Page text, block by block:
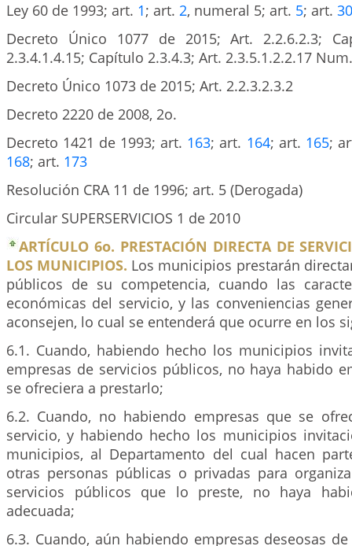
Ley 60 de 1993; art. 1; art. 2, numeral 5; art. 5; art. 30
Decreto Único 1077 de 2015; Art. 2.2.6.2.3;
2.3.4.1.4.15; Capítulo 2.3.4.3; Art. 2.3.5.1.2.2.17
Decreto Único 1073 de 2015; Art. 2.2.3.2.3.2
Decreto 2220 de 2008, 2o.
Decreto 1421 de 1993; art. 163; art. 164; art. 165;
168; art. 173
Resolución CRA 11 de 1996; art. 5 (Derogada)
Circular SUPERSERVICIOS 1 de 2010
ARTÍCULO 6o. PRESTACIÓN DIRECTA DE
LOS MUNICIPIOS. Los municipios prestarán
públicos de su competencia, cuando las
económicas del servicio, y las conveniencias
aconsejen, lo cual se entenderá que ocurre en los
6.1. Cuando, habiendo hecho los municipios
empresas de servicios públicos, no haya habido
se ofreciera a prestarlo;
6.2. Cuando, no habiendo empresas que se
servicio, y habiendo hecho los municipios
municipios, al Departamento del cual hacen
otras personas públicas o privadas para
servicios públicos que lo preste, no haya
adecuada;
6.3. Cuando, aún habiendo empresas deseosas